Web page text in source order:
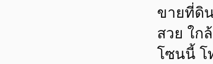
ขายที่ดิ
สวย ใก
โซนนี้ โ